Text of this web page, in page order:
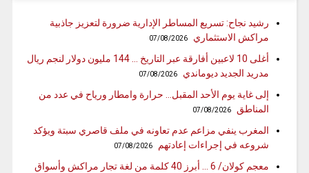
رشيد نجاح: تسريع المساطر الإدارية ضرورة لتعزيز جاذبية
مراكش الاستثماري
07/08/2026
أغلى 10 لاعبين أفارقة عبر التاريخ … 144 مليون دولار لنجم ريال
مدريد الجديد ديوماندي
07/08/2026
إلى غاية يوم الأحد المقبل… حرارة وامطار ورياح في عدد من
المناطق
07/08/2026
المغرب ينفي مزاعم عدم تعاونه في ملف قاصري سبتة ويؤكد
شروعه في إجراءات إعادتهم
07/08/2026
معجم كولان/ 6 … أبرز 40 كلمة من لغة تجار مراكش وأسواق